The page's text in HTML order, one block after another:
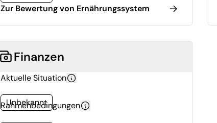
Zur Bewertung von Ernährungssystem
Finanzen
Aktuelle Situation
Unbekannt
Rahmenbedingungen